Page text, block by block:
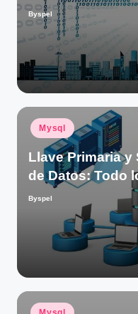
Publicado
Byspel
Publicado
en
Mysql
Llave Primaria y
de Datos: Todo
Publicado
Byspel
Publicado